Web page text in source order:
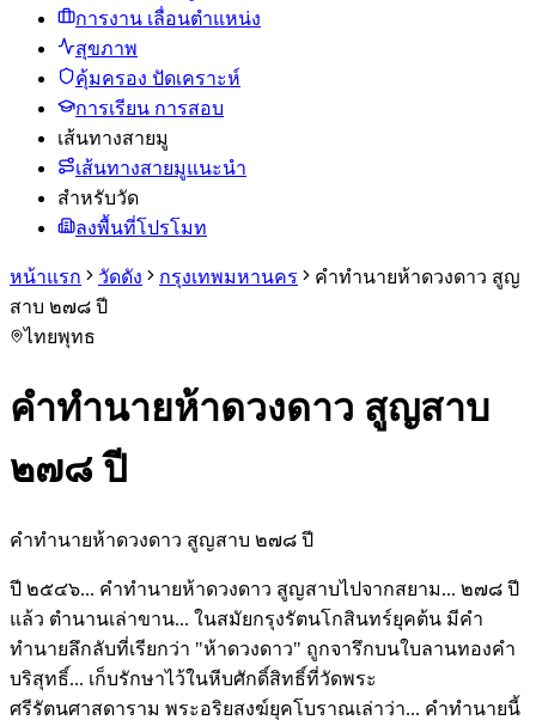
การงาน เลื่อนตำแหน่ง
สุขภาพ
คุ้มครอง ปัดเคราะห์
การเรียน การสอบ
เส้นทางสายมู
เส้นทางสายมูแนะนำ
สำหรับวัด
ลงพื้นที่โปรโมท
หน้าแรก วัดดัง กรุงเทพมหานคร
คำทำนายห้าดวงดาว สูญ
สาบ ๒๗๘ ปี
ไทยพุทธ
คำทำนายห้าดวงดาว สูญสาบ
๒๗๘ ปี
คำทำนายห้าดวงดาว สูญสาบ ๒๗๘ ปี
ปี ๒๕๔๖... คำทำนายห้าดวงดาว สูญสาบไปจากสยาม... ๒๗๘ ปี
แล้ว ตำนานเล่าขาน... ในสมัยกรุงรัตนโกสินทร์ยุคต้น มีคำ
ทำนายลึกลับที่เรียกว่า "ห้าดวงดาว" ถูกจารึกบนใบลานทองคำ
บริสุทธิ์... เก็บรักษาไว้ในหีบศักดิ์สิทธิ์ที่วัดพระ
ศรีรัตนศาสดาราม พระอริยสงฆ์ยุคโบราณเล่าว่า... คำทำนายนี้